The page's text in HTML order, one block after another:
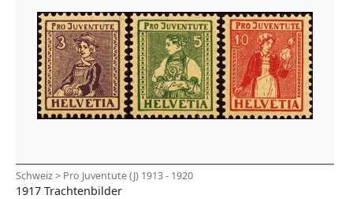
Schweiz > Pro Juventute (J) 1913 - 1920
1917 Trachtenbilder